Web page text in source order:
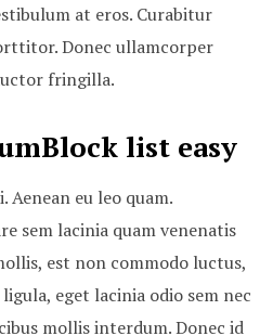
at eros. Curabitur
Donec ullamcorper
fringilla.
list easy
Aenean eu leo quam.
sem lacinia quam venenatis
est non commodo luctus,
eget lacinia odio sem nec
mollis interdum. Donec id